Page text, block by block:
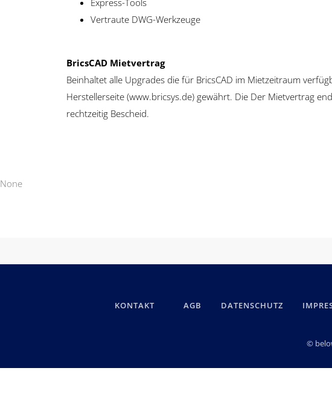
Vertraute DWG-Werkzeuge
BricsCAD Mietvertrag
Beinhaltet alle Upgrades die für BricsCAD im Mietzeitraum
Herstellerseite (www.bricsys.de) gewährt. Die Der Mietvertrag
rechtzeitig Bescheid.
None
KONTAKT AGB DATENSCHUTZ
©